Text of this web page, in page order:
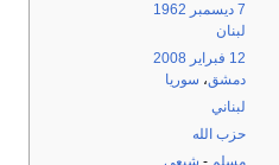
7 ديسمبر
1962
لبنان
12 فبراير
2008
دمشق، سوريا
لبناني
حزب الله